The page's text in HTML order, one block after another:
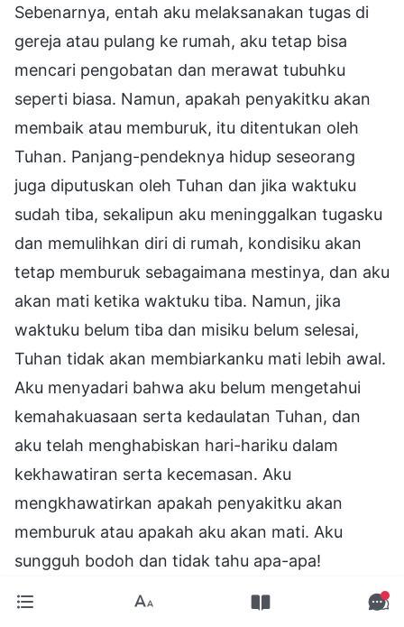
Sebenarnya, entah aku melaksanakan tugas di
gereja atau pulang ke rumah, aku tetap bisa
mencari pengobatan dan merawat tubuhku
seperti biasa. Namun, apakah penyakitku akan
membaik atau memburuk, itu ditentukan oleh
Tuhan. Panjang-pendeknya hidup seseorang
juga diputuskan oleh Tuhan dan jika waktuku
sudah tiba, sekalipun aku meninggalkan tugasku
dan memulihkan diri di rumah, kondisiku akan
tetap memburuk sebagaimana mestinya, dan aku
akan mati ketika waktuku tiba. Namun, jika
waktuku belum tiba dan misiku belum selesai,
Tuhan tidak akan membiarkanku mati lebih awal.
Aku menyadari bahwa aku belum mengetahui
kemahakuasaan serta kedaulatan Tuhan, dan
aku telah menghabiskan hari-hariku dalam
kekhawatiran serta kecemasan. Aku
mengkhawatirkan apakah penyakitku akan
memburuk atau apakah aku akan mati. Aku
sungguh bodoh dan tidak tahu apa-apa!
Kenyataannya, kekhawatiran itu tidak perlu dan